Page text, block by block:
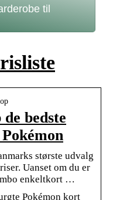
til
bedste
største udvalg
Uanset om du er
enkeltkort …
Pokémon kort